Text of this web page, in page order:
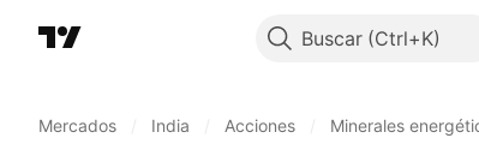
Buscar
Mercados India Acciones Minerales